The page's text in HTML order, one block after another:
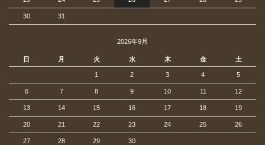
30 31
2026年9月
日 月 火 水 木 金 土
1 2 3 4 5
6 7 8 9 10 11 12
13 14 15 16 17 18 19
20 21 22 23 24 25 26
27 28 29 30